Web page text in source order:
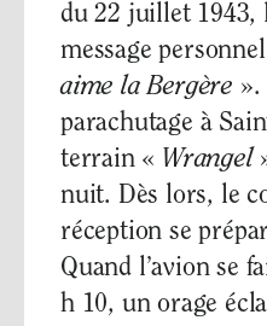
du 22 juillet 1943,
message
aime la Bergère ».
parachutage à
terrain « Wrangel
nuit. Dès lors, le
réception se
Quand l’avion se
h 10, un orage